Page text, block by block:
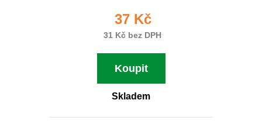
37 Kč
31 Kč bez DPH
Koupit
Skladem